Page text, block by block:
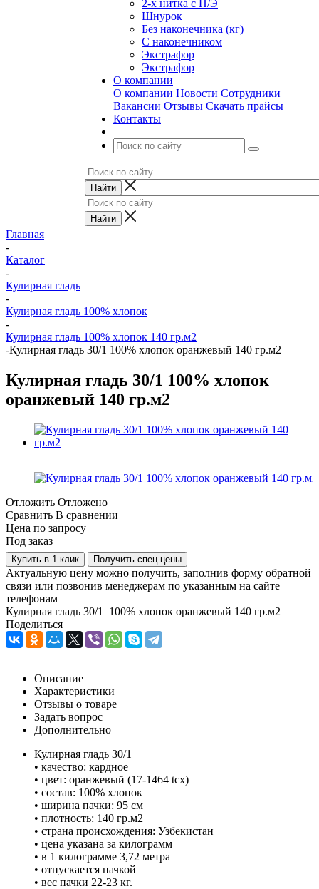
2-х нитка с П/Э
Шнурок
Без наконечника (кг)
С наконечником
Экстрафор
Экстрафор
О компании
О компании Новости Сотрудники
Вакансии Отзывы Скачать прайсы
Контакты
Главная
-
Каталог
-
Кулирная гладь
-
Кулирная гладь 100% хлопок
-
Кулирная гладь 100% хлопок 140 гр.м2
-Кулирная гладь 30/1 100% хлопок оранжевый 140 гр.м2
Кулирная гладь 30/1 100% хлопок
оранжевый 140 гр.м2
Отложить Отложено
Сравнить В сравнении
Цена по запросу
Под заказ
Купить в 1 клик Получить спец.цены
Актуальную цену можно получить, заполнив форму обратной
связи или позвонив менеджерам по указанным на сайте
телефонам
Кулирная гладь 30/1 100% хлопок оранжевый 140 гр.м2
Поделиться
Описание
Характеристики
Отзывы о товаре
Задать вопрос
Дополнительно
Кулирная гладь 30/1
• качество: кардное
• цвет: оранжевый (17-1464 tcx)
• состав: 100% хлопок
• ширина пачки: 95 см
• плотность: 140 гр.м2
• страна происхождения: Узбекистан
• цена указана за килограмм
• в 1 килограмме 3,72 метра
• отпускается пачкой
• вес пачки 22-23 кг.